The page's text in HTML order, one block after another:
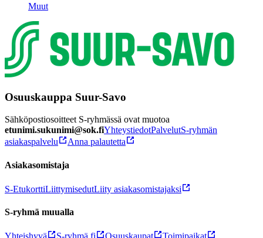
Muut
Osuuskauppa Suur-Savo
Sähköpostiosoitteet S-ryhmässä ovat muotoa
etunimi.sukunimi@sok.fiYhteystiedotPalvelutS-ryhmän
asiakaspalvelu
Anna palautetta
Asiakasomistaja
S-EtukorttiLiittymisedutLiity asiakasomistajaksi
S-ryhmä muualla